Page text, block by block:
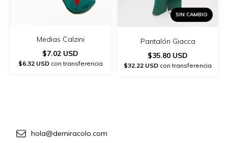
Medias Calzini
$7.02 USD
$6.32 USDcon transferencia
SIN CAMBIO
Pantalón Giacca
$35.80 USD
$32.22 USD con transferencia
hola@demiracolo.com